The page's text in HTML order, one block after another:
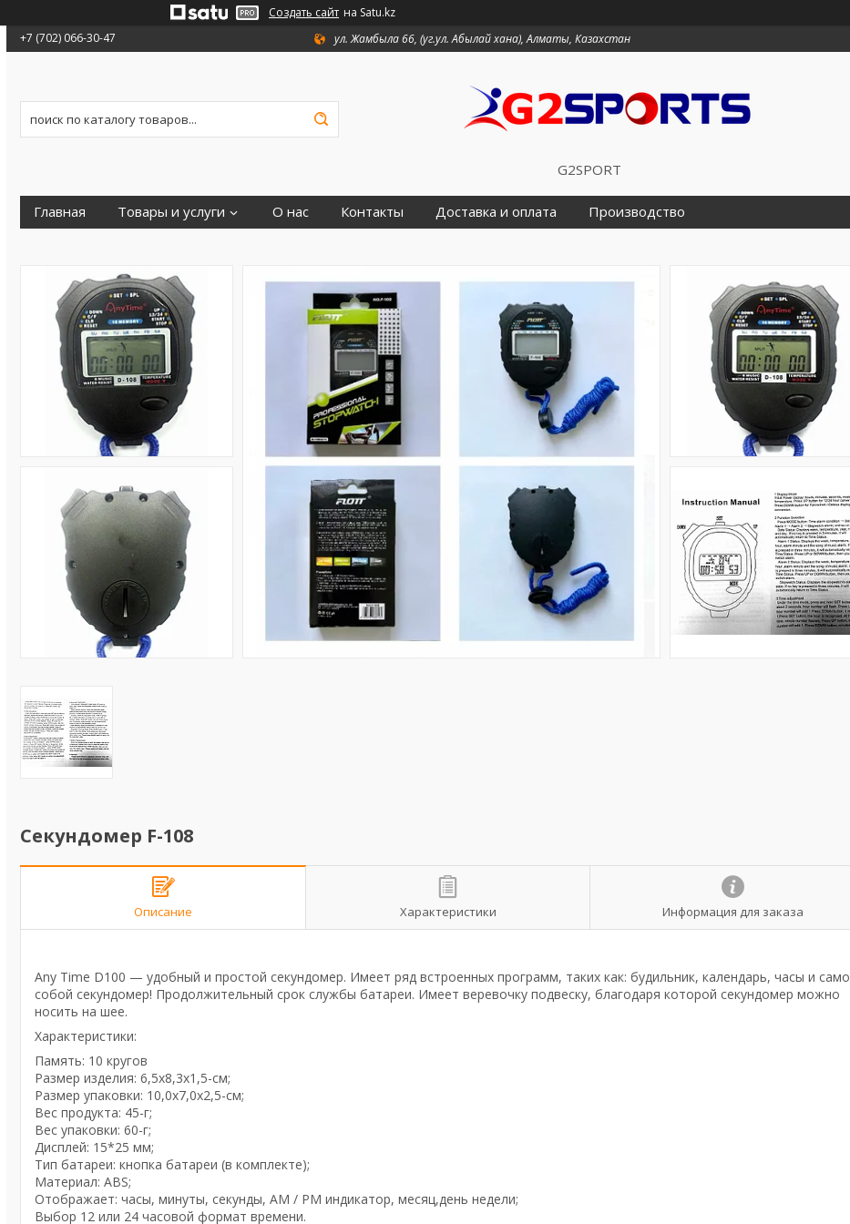
Создать сайт на Satu.kz
+7 (702) 066-30-47
ул. Жамбыла 66, (уг.ул. Абылай хана), Алматы, Казахстан
G2SPORT
Главная Товары и услуги О нас Контакты Доставка и оплата Производство
Секундомер F-108
Описание Характеристики Информация для заказа
Any Time D100 — удобный и простой секундомер. Имеет ряд встроенных программ, таких как: будильник, календарь, часы и само
собой секундомер! Продолжительный срок службы батареи. Имеет веревочку подвеску, благодаря которой секундомер можно
носить на шее.
Характеристики:
Память: 10 кругов
Размер изделия: 6,5х8,3х1,5-см;
Размер упаковки: 10,0х7,0х2,5-см;
Вес продукта: 45-г;
Вес упаковки: 60-г;
Дисплей: 15*25 мм;
Тип батареи: кнопка батареи (в комплекте);
Материал: ABS;
Отображает: часы, минуты, секунды, AM / PM индикатор, месяц,день недели;
Выбор 12 или 24 часовой формат времени.